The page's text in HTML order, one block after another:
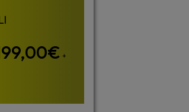
€ +